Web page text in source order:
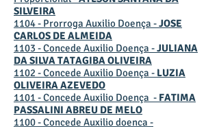
SILVEIRA
1104 - Prorroga Auxilio Doença -JOSE
CARLOS DE ALMEIDA
1103 - Concede Auxilio Doença -JULIANA
DA SILVA TATAGIBA OLIVEIRA
1102 - Concede Auxilio Doença - LUZIA
OLIVEIRA AZEVEDO
1101 - Concede Auxilio Doença - FATIMA
PASSALINI ABREU DE MELO
1100 - Concede Auxilio doenca -